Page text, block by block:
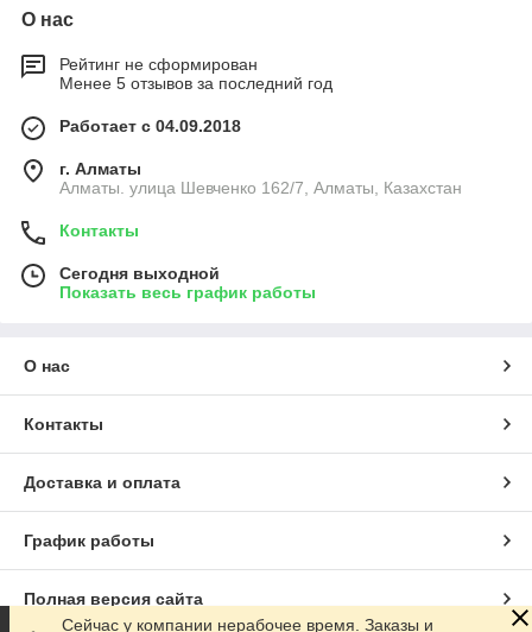
О нас
Рейтинг не сформирован
Менее 5 отзывов за последний год
Работает с 04.09.2018
г. Алматы
Алматы. улица Шевченко 162/7, Алматы, Казахстан
Контакты
Сегодня выходной
Показать весь график работы
О нас
Контакты
Доставка и оплата
График работы
Полная версия сайта
Сейчас у компании нерабочее время. Заказы и